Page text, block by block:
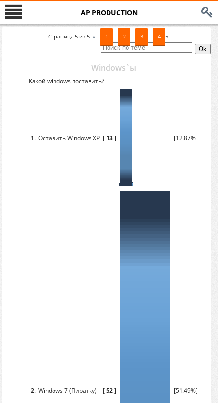
AP PRODUCTION
Страница 5 из 5 « 1 2 3 4 5
Windows`ы
Какой windows поставить?
1. Оставить Windows XP [ 13] [12.87%]
2. Windows 7 (Пиратку) [52] [51.49%]